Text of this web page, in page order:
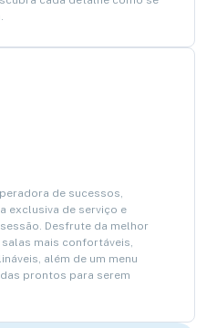
de sucessos,
exclusiva de serviço e
Desfrute da melhor
mais confortáveis,
além de um menu
prontos para serem